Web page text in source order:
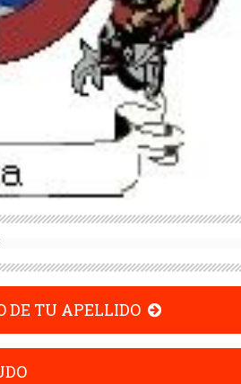
DE TU APELLIDO